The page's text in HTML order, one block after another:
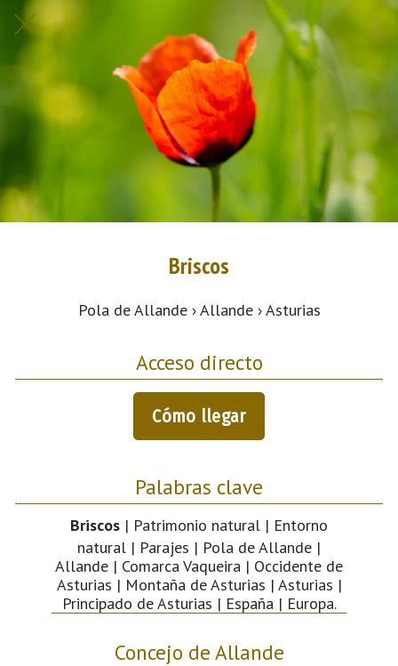
Briscos
Pola de Allande › Allande › Asturias
Acceso directo
Cómo llegar
Palabras clave
Briscos | Patrimonio natural | Entorno
natural | Parajes | Pola de Allande |
Allande | Comarca Vaqueira | Occidente de
Asturias | Montaña de Asturias | Asturias |
Principado de Asturias | España | Europa.
Concejo de Allande